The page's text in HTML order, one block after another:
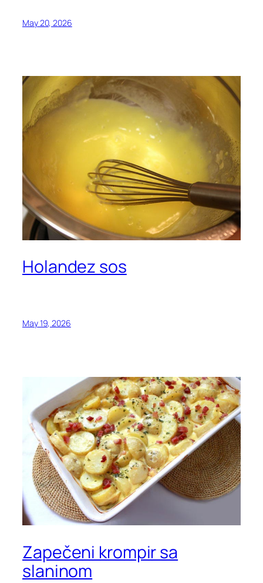
May 20, 2026
Holandez sos
May 19, 2026
Zapečeni krompir sa
slaninom